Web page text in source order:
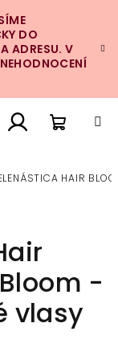
DO
ADRESU. V
HAIR
-
vlasy